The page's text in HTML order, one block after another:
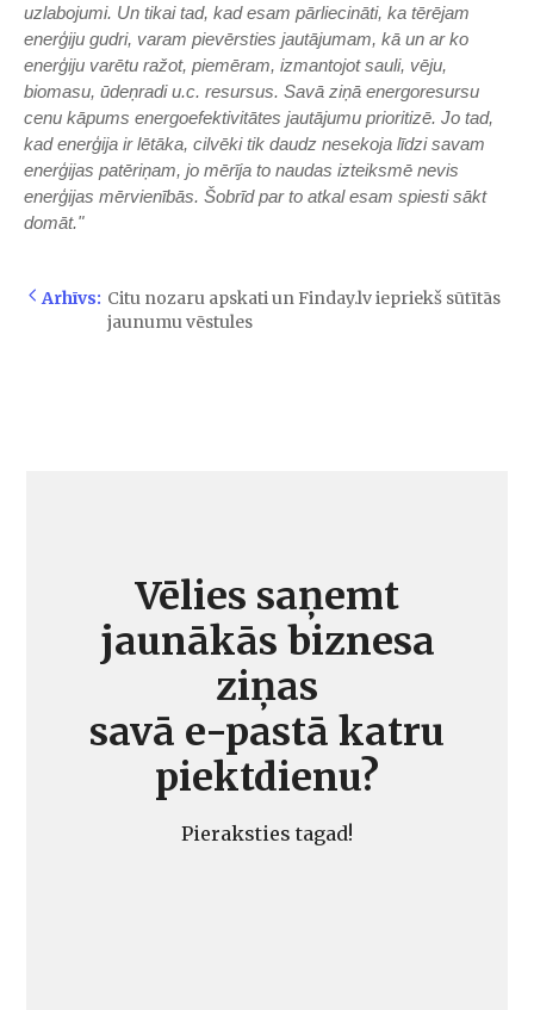
uzlabojumi. Un tikai tad, kad esam pārliecināti, ka tērējam
enerģiju gudri, varam pievērsties jautājumam, kā un ar ko
enerģiju varētu ražot, piemēram, izmantojot sauli, vēju,
biomasu, ūdeņradi u.c. resursus. Savā ziņā energoresursu
cenu kāpums energoefektivitātes jautājumu prioritizē. Jo tad,
kad enerģija ir lētāka, cilvēki tik daudz nesekoja līdzi savam
enerģijas patēriņam, jo mērīja to naudas izteiksmē nevis
enerģijas mērvienībās. Šobrīd par to atkal esam spiesti sākt
domāt."
Arhīvs: Citu nozaru apskati un Finday.lv iepriekš sūtītās
jaunumu vēstules
Vēlies saņemt
jaunākās biznesa
ziņas
savā e-pastā katru
piektdienu?
Pieraksties tagad!